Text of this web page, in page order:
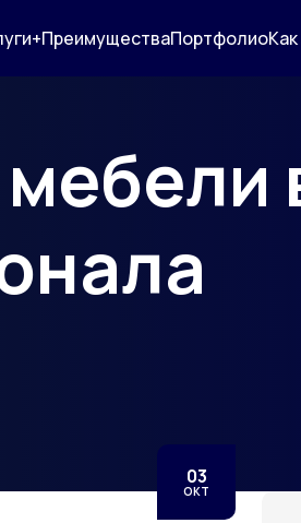
ПреимуществаПортфолиоКак
03
ОКТ